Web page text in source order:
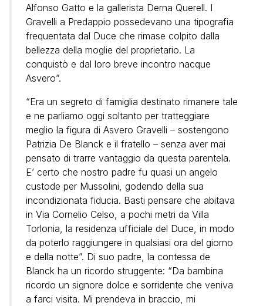
Alfonso Gatto e la gallerista Derna Querell. I
Gravelli a Predappio possedevano una tipografia
frequentata dal Duce che rimase colpito dalla
bellezza della moglie del proprietario. La
conquistò e dal loro breve incontro nacque
Asvero”.
“Era un segreto di famiglia destinato rimanere tale
e ne parliamo oggi soltanto per tratteggiare
meglio la figura di Asvero Gravelli – sostengono
Patrizia De Blanck e il fratello – senza aver mai
pensato di trarre vantaggio da questa parentela.
E’ certo che nostro padre fu quasi un angelo
custode per Mussolini, godendo della sua
incondizionata fiducia. Basti pensare che abitava
in Via Cornelio Celso, a pochi metri da Villa
Torlonia, la residenza ufficiale del Duce, in modo
da poterlo raggiungere in qualsiasi ora del giorno
e della notte”. Di suo padre, la contessa de
Blanck ha un ricordo struggente: “Da bambina
ricordo un signore dolce e sorridente che veniva
a farci visita. Mi prendeva in braccio, mi